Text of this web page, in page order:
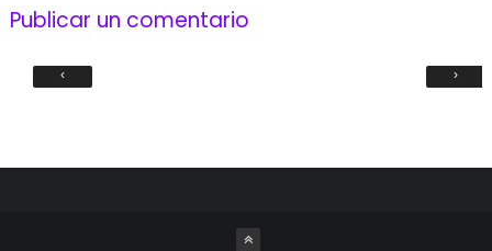
Publicar un comentario
‹ ›